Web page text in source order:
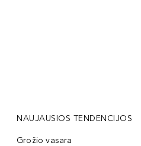
NAUJAUSIOS TENDENCIJOS
Grožio vasara